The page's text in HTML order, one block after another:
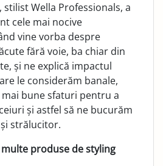
, stilist Wella Professionals, a
cele mai nocive
vine vorba despre
fără voie, ba chiar din
și ne explică impactul
le considerăm banale,
bune sfaturi pentru a
și astfel să ne bucurăm
strălucitor.
produse de styling